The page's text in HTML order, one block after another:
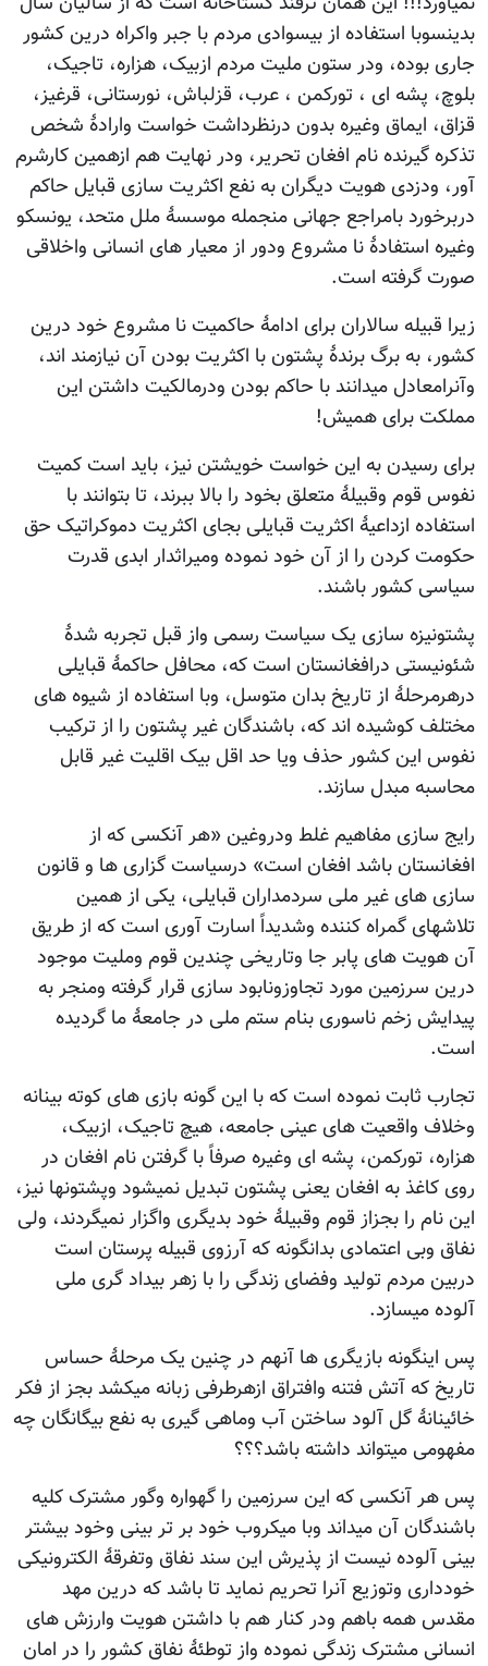
استفاده از بیسوادی مردم با جبر واکراه درین کشور
ودر ستون ملیت مردم ازبیک، هزاره، تاجیک،
ای ، تورکمن ، عرب، قزلباش، نورستانی، قرغیز،
وغیره بدون درنظرداشت خواست وارادۀ شخص
نام افغان تحریر، ودر نهایت هم ازهمین کارشرم
هویت دیگران به نفع اکثریت سازی قبایل حاکم
بامراجع جهانی منجمله موسسۀ ملل متحد، یونسکو
نا مشروع ودور از معیار های انسانی واخلاقی
است.
سالاران برای ادامۀ حاکمیت نا مشروع خود درین
برگ برندۀ پشتون با اکثریت بودن آن نیازمند اند،
میدانند با حاکم بودن ودرمالکیت داشتن این
برای همیش!
به این خواست خویشتن نیز، باید است کمیت
وقبیلۀ متعلق بخود را بالا ببرند، تا بتوانند با
ازداعیۀ اکثریت قبایلی بجای اکثریت دموکراتیک حق
را از آن خود نموده ومیراثدار ابدی قدرت
کشور باشند.
سازی یک سیاست رسمی واز قبل تجربه شدۀ
درافغانستان است که، محافل حاکمۀ قبایلی
از تاریخ بدان متوسل، وبا استفاده از شیوه های
اند که، باشندگان غیر پشتون را از ترکیب
کشور حذف ویا حد اقل بیک اقلیت غیر قابل
مبدل سازند.
مفاهیم غلط ودروغین «هر آنکسی که از
باشد افغان است» درسیاست گزاری ها و قانون
غیر ملی سردمداران قبایلی، یکی از همین
گمراه کننده وشدیداً اسارت آوری است که از طریق
های پابر جا وتاریخی چندین قوم وملیت موجود
مورد تجاوزونابود سازی قرار گرفته ومنجر به
زخم ناسوری بنام ستم ملی در جامعۀ ما گردیده
نموده است که با این گونه بازی های کوته بینانه
های عینی جامعه، هیچ تاجیک، ازبیک،
تورکمن، پشه ای وغیره صرفاً با گرفتن نام افغان در
به افغان یعنی پشتون تبدیل نمیشود وپشتونها نیز،
را بجزاز قوم وقبیلۀ خود بدیگری واگزار نمیگردند، ولی
اعتمادی بدانگونه که آرزوی قبیله پرستان است
تولید وفضای زندگی را با زهر بیداد گری ملی
بازیگری ها آنهم در چنین یک مرحلۀ حساس
آتش فتنه وافتراق ازهرطرفی زبانه میکشد بجز از فکر
گل آلود ساختن آب وماهی گیری به نفع بیگانگان چه
میتواند داشته باشد؟؟؟
که این سرزمین را گهواره وگور مشترک کلیه
آن میداند وبا میکروب خود بر تر بینی وخود بیشتر
نیست از پذیرش این سند نفاق وتفرقۀ الکترونیکی
وتوزیع آنرا تحریم نماید تا باشد که درین مهد
باهم ودر کنار هم با داشتن هویت وارزش های
مشترک زندگی نموده واز توطئۀ نفاق کشور را در امان